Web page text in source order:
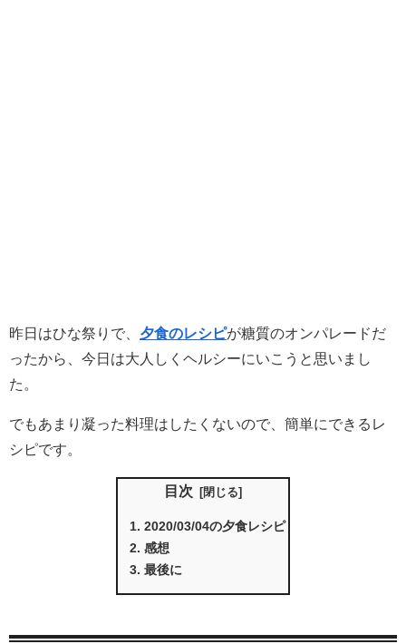
昨日はひな祭りで、 夕食のレシピが糖質のオンパレードだ
ったから、今日は大人しくヘルシーにいこうと思いまし
た。
でもあまり凝った料理はしたくないので、簡単にできるレ
シピです。
目次
2020/03/04の夕食レシピ
感想
最後に